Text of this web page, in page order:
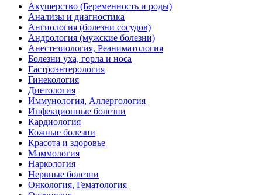
Акушерство (Беременность и роды)
Анализы и диагностика
Ангиология (болезни сосудов)
Андрология (мужские болезни)
Анестезиология, Реаниматология
Болезни уха, горла и носа
Гастроэнтерология
Гинекология
Диетология
Иммунология, Аллергология
Инфекционные болезни
Кардиология
Кожные болезни
Красота и здоровье
Маммология
Наркология
Нервные болезни
Онкология, Гематология